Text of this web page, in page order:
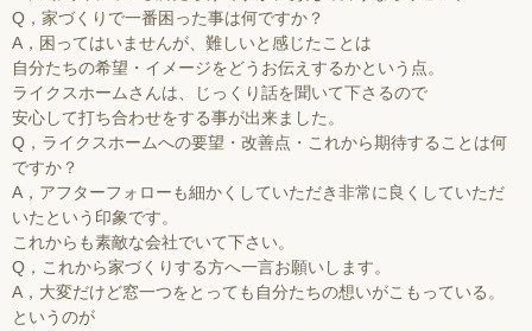
Q，家づくりで一番困った事は何ですか？
A，困ってはいませんが、難しいと感じたことは
自分たちの希望・イメージをどうお伝えするかという点。
ライクスホームさんは、じっくり話を聞いて下さるので
安心して打ち合わせをする事が出来ました。
Q，ライクスホームへの要望・改善点・これから期待することは何
ですか？
A，アフターフォローも細かくしていただき非常に良くしていただ
いたという印象です。
これからも素敵な会社でいて下さい。
Q，これから家づくりする方へ一言お願いします。
A，大変だけど窓一つをとっても自分たちの想いがこもっている。
というのが